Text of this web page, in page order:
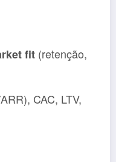
fit (retenção,
CAC, LTV,